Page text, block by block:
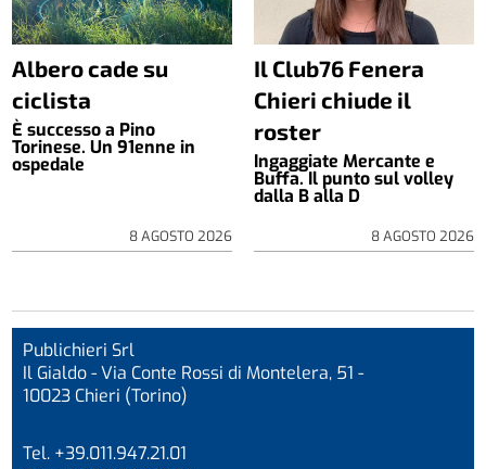
Albero cade su
ciclista
È successo a Pino
Torinese. Un 91enne in
ospedale
8 AGOSTO 2026
Il Club76 Fenera
Chieri chiude il
roster
Ingaggiate Mercante e
Buffa. Il punto sul volley
dalla B alla D
8 AGOSTO 2026
Publichieri Srl
Il Gialdo - Via Conte Rossi di Montelera, 51 -
10023 Chieri (Torino)
Tel. +39.011.947.21.01